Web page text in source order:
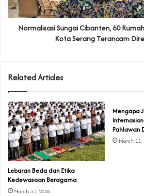
Normalisasi Sungai Cibanten, 60
Kota Serang Terancam
Related Articles
Lebaran Beda dan Etika
Kedewasaan Beragama
March 31, 2026
Mengapa
Pahlawan
March 11,